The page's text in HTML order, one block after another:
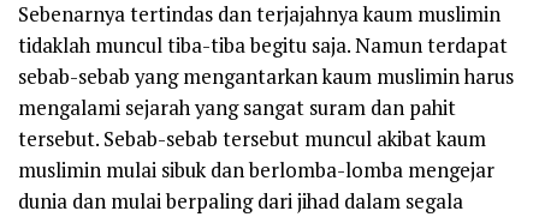
Sebenarnya tertindas dan terjajahnya kaum muslimin
tidaklah muncul tiba-tiba begitu saja. Namun terdapat
sebab-sebab yang mengantarkan kaum muslimin harus
mengalami sejarah yang sangat suram dan pahit
tersebut. Sebab-sebab tersebut muncul akibat kaum
muslimin mulai sibuk dan berlomba-lomba mengejar
dunia dan mulai berpaling dari jihad dalam segala